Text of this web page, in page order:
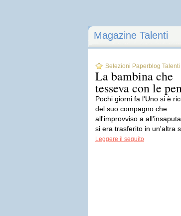
Magazine Talenti
Selezioni Paperblog Talenti
La bambina che
tesseva con le
Pochi giorni fa l'Uno si è
del suo compagno che
all'improvviso a
si era trasferito in un'altra
Leggere il seguito